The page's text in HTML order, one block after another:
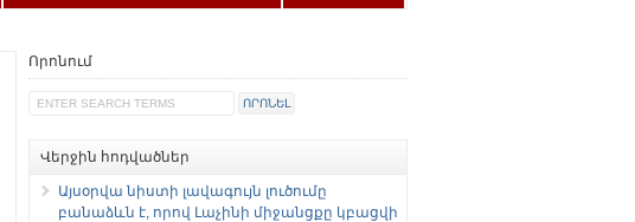
Որոնում
Վերջին հոդվածներ
Այսօրվա նիստի լավագույն լուծումը
բանաձևն է, որով Լաչինի միջանցքը կբացվի